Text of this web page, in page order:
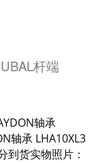
杆端
轴承
轴承 LHA10XL3
到货实物照片：